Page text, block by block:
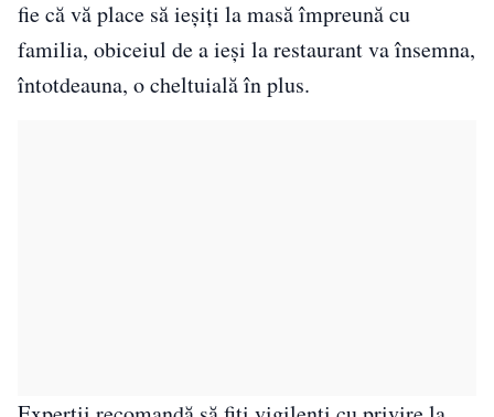
fie că vă place să ieșiți la masă împreună cu
familia, obiceiul de a ieși la restaurant va însemna,
întotdeauna, o cheltuială în plus.